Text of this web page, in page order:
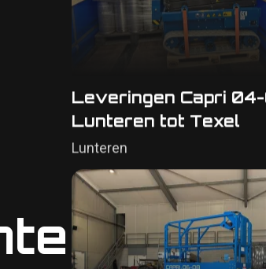
Leveringen Capri
Lunteren tot Texel